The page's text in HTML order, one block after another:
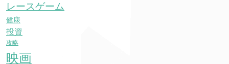
レースゲーム
健康
投資
攻略
映画